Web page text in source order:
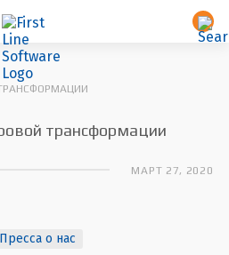
трансформации
МАРТ 27, 2020
о нас